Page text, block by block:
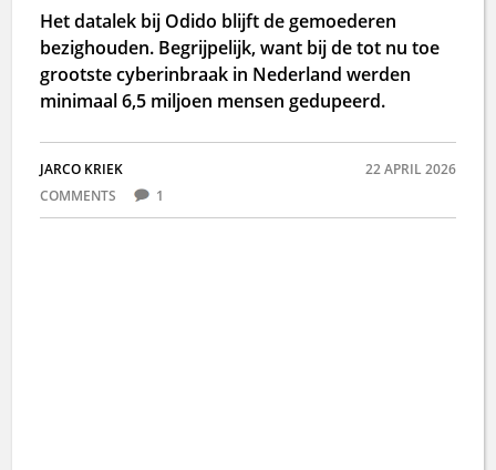
Het datalek bij Odido blijft de gemoederen
bezighouden. Begrijpelijk, want bij de tot nu toe
grootste cyberinbraak in Nederland werden
minimaal 6,5 miljoen mensen gedupeerd.
JARCO KRIEK
22 APRIL 2026
COMMENTS
1